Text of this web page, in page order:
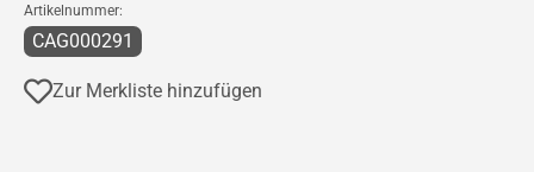
Artikelnummer:
CAG000291
Zur Merkliste hinzufügen